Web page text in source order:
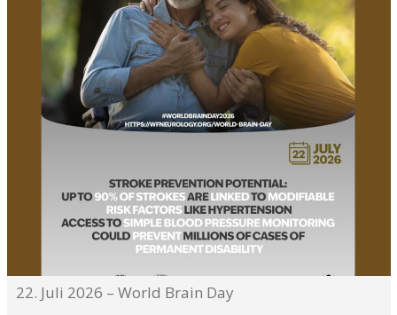
22. Juli 2026 – World Brain Day